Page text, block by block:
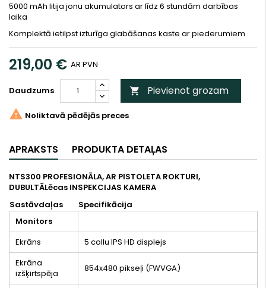
5000 mAh litija jonu akumulators ar līdz 6 stundām darbības
laika
Komplektā ietilpst izturīga glabāšanas kaste ar piederumiem
219,00 € AR PVN
Daudzums  Pievienot grozam
 Noliktavā pēdējās preces
APRAKSTS PRODUKTA DETAĻAS
NTS300 PROFESIONĀLA, AR PISTOLETA ROKTURI,
DUBULTĀLēcas INSPEKCIJAS KAMERA
Sastāvdaļas
Specifikācija
Monitors
Ekrāns
5 collu IPS HD displejs
Ekrāna
izšķirtspēja
854x480 pikseļi (FWVGA)